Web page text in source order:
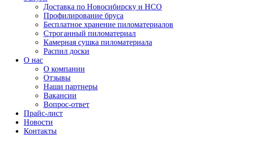
Доставка по Новосибирску и НСО
Профилирование бруса
Бесплатное хранение пиломатериалов
Строганный пиломатериал
Камерная сушка пиломатериала
Распил доски
О нас
О компании
Отзывы
Наши партнеры
Вакансии
Вопрос-ответ
Прайс-лист
Новости
Контакты